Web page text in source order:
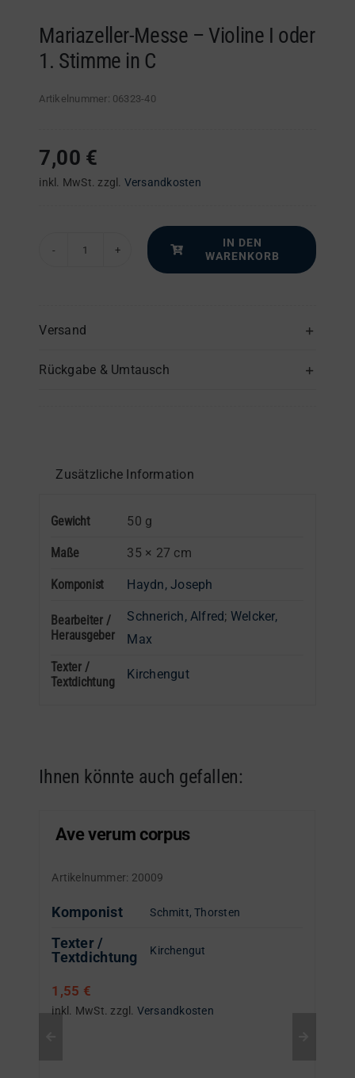
Mariazeller-Messe – Violine I oder
1. Stimme in C
Artikelnummer: 06323-40
7,00 €
inkl. MwSt. zzgl. Versandkosten
Mariazeller-
Violine
oder
C
IN DEN
WARENKORB
Versand
Rückgabe & Umtausch
Zusätzliche Information
Gewicht 50 g
Maße 35 × 27 cm
Komponist Haydn, Joseph
Bearbeiter /
Herausgeber
Schnerich, Alfred; Welcker,
Max
Texter /
Textdichtung
Kirchengut
Ihnen könnte auch gefallen:
Ave verum corpus
Artikelnummer: 20009
Komponist Schmitt, Thorsten
Texter /
Textdichtung
Kirchengut
1,55 €
inkl. MwSt. zzgl. Versandkosten